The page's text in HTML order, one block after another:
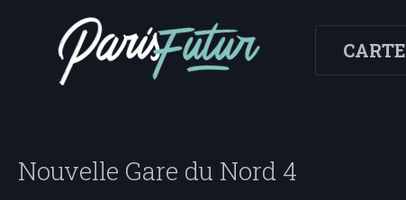
CARTE
Nouvelle Gare du Nord 4